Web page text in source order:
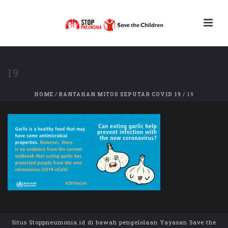
19
HOME / BANTAHAN MITOS SEPUTAR COVID 19 / 19
Situs Stoppneumonia.id di bawah pengelolaan Yayasan Save the